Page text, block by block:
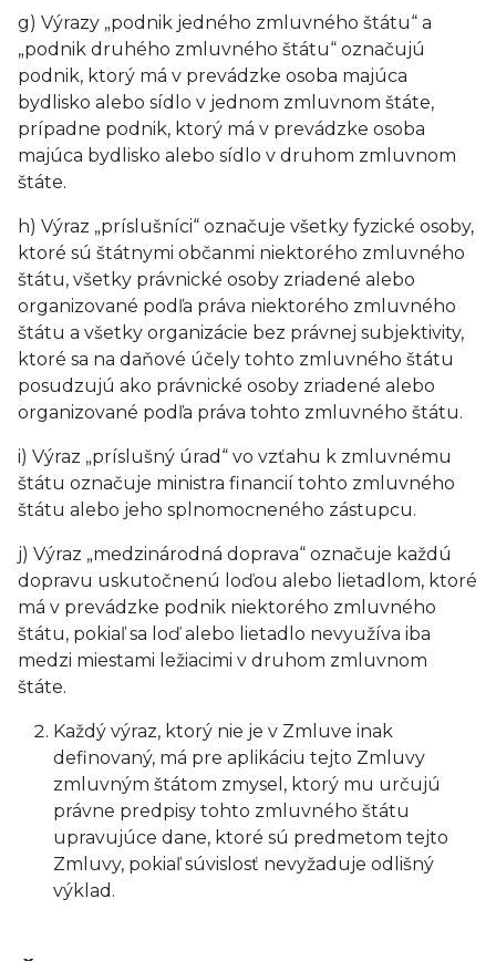
g) Výrazy „podnik jedného zmluvného štátu“ a
„podnik druhého zmluvného štátu“ označujú
podnik, ktorý má v prevádzke osoba majúca
bydlisko alebo sídlo v jednom zmluvnom štáte,
prípadne podnik, ktorý má v prevádzke osoba
majúca bydlisko alebo sídlo v druhom zmluvnom
štáte.
h) Výraz „príslušníci“ označuje všetky fyzické osoby,
ktoré sú štátnymi občanmi niektorého zmluvného
štátu, všetky právnické osoby zriadené alebo
organizované podľa práva niektorého zmluvného
štátu a všetky organizácie bez právnej subjektivity,
ktoré sa na daňové účely tohto zmluvného štátu
posudzujú ako právnické osoby zriadené alebo
organizované podľa práva tohto zmluvného štátu.
i) Výraz „príslušný úrad“ vo vzťahu k zmluvnému
štátu označuje ministra financií tohto zmluvného
štátu alebo jeho splnomocneného zástupcu.
j) Výraz „medzinárodná doprava“ označuje každú
dopravu uskutočnenú loďou alebo lietadlom, ktoré
má v prevádzke podnik niektorého zmluvného
štátu, pokiaľ sa loď alebo lietadlo nevyužíva iba
medzi miestami ležiacimi v druhom zmluvnom
štáte.
Každý výraz, ktorý nie je v Zmluve inak
definovaný, má pre aplikáciu tejto Zmluvy
zmluvným štátom zmysel, ktorý mu určujú
právne predpisy tohto zmluvného štátu
upravujúce dane, ktoré sú predmetom tejto
Zmluvy, pokiaľ súvislosť nevyžaduje odlišný
výklad.